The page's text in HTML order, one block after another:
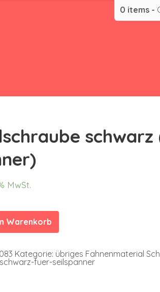
0 items -
MwSt.
Warenkorb
Kategorie: übriges Fahnenmaterial
fuer-seilspanner